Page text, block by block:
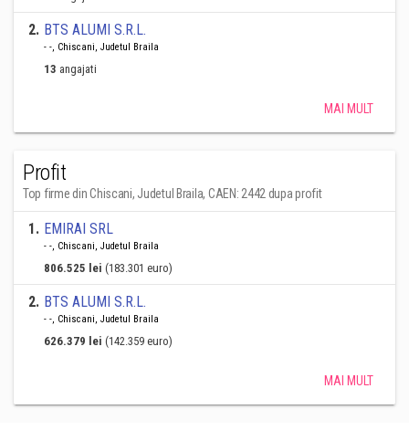
2. BTS ALUMI S.R.L.
- -, Chiscani, Judetul Braila
13 angajati
MAI MULT
Profit
Top firme din Chiscani, Judetul Braila, CAEN: 2442 dupa profit
1. EMIRAI SRL
- -, Chiscani, Judetul Braila
806.525 lei (183.301 euro)
2. BTS ALUMI S.R.L.
- -, Chiscani, Judetul Braila
626.379 lei (142.359 euro)
MAI MULT